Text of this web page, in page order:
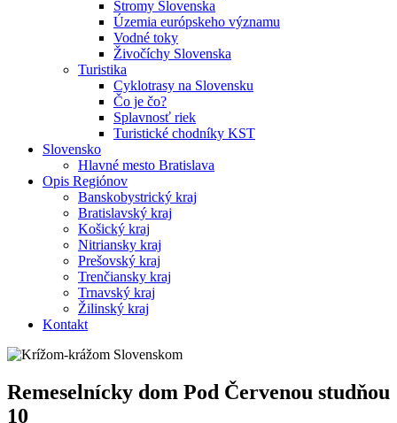
Stromy Slovenska
Územia európskeho významu
Vodné toky
Živočíchy Slovenska
Turistika
Cyklotrasy na Slovensku
Čo je čo?
Splavnosť riek
Turistické chodníky KST
Slovensko
Hlavné mesto Bratislava
Opis Regiónov
Banskobystrický kraj
Bratislavský kraj
Košický kraj
Nitriansky kraj
Prešovský kraj
Trenčiansky kraj
Trnavský kraj
Žilinský kraj
Kontakt
Remeselnícky dom Pod Červenou studňou
10